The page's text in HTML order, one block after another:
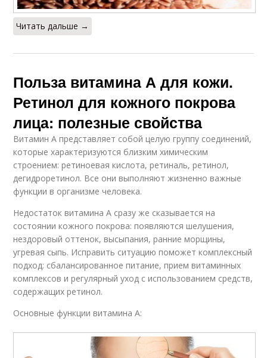
Читать дальше →
Польза витамина А для кожи.
Ретинол для кожного покрова
лица: полезные свойства
Витамин А представляет собой целую группу соединений,
которые характеризуются близким химическим
строением: ретиноевая кислота, ретиналь, ретинол,
дегидроретинол. Все они выполняют жизненно важные
функции в организме человека.
Недостаток витамина А сразу же сказывается на
состоянии кожного покрова: появляются шелушения,
нездоровый оттенок, высыпания, ранние морщины,
угревая сыпь. Исправить ситуацию поможет комплексный
подход: сбалансированное питание, прием витаминных
комплексов и регулярный уход с использованием средств,
содержащих ретинол.
Основные функции витамина А: